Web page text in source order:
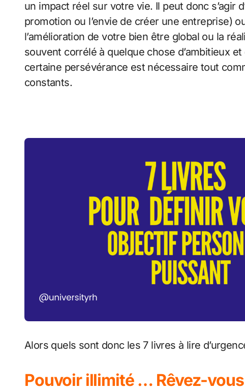
un impact réel sur votre vie. Il peut donc s’agir
promotion ou l’envie de créer une entreprise)
l’amélioration de votre bien être global ou la
souvent corrélé à quelque chose d’ambitieux
certaine persévérance est nécessaire tout
constants.
Alors quels sont donc les 7 livres à lire
Pouvoir illimité … Rêvez-vous